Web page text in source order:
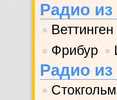
Радио из
• Веттинген
• Фрибур •
Радио из
• Стокгольм